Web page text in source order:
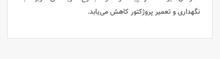
نگهداری و تعمیر پروژکتور کاهش می‌یابد.